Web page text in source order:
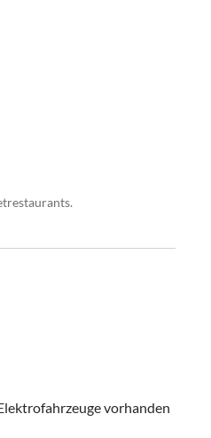
vorhanden